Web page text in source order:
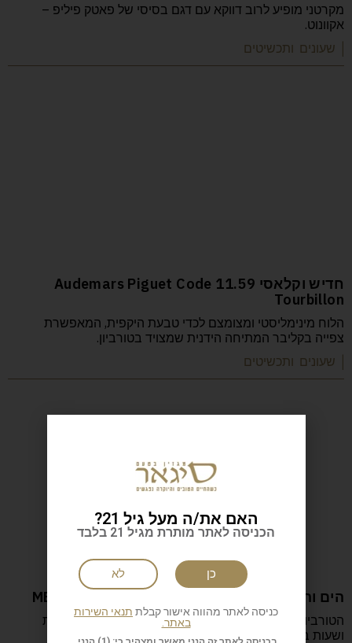
מקרטני מופיע לרוב דווקא עם דגם בסיסי של פאטק פיליפ –
אקוונוט.
| שעונים ותכשיטים
חדיש וקלאסי Audemars Piguet Code 11.59
Tourbillon
הלוח מינימליסטי ומצומצם לכדי טבעת היקפית, המאפשרת
צפייה בקליבר המתיחה הידנית שמצויד בטורביון.
| שעונים ותכשיטים
הים והאדום MB&F HM7 Aquapod Platinum Red
הטורביון שלו מתנוסס במרכז, וסביבו חגות טבעות של דקות
ושעות במיצג תלת-ממדי שאינו עוצר לעולם.
האם את/ה מעל גיל 21?
הכניסה לאתר מותרת מגיל 21 בלבד
לא כן
כניסה לאתר מהווה אישור קבלת תנאי השירות
באתר.